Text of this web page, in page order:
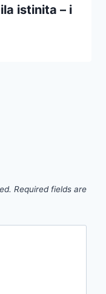
istinita – i
Required fields are